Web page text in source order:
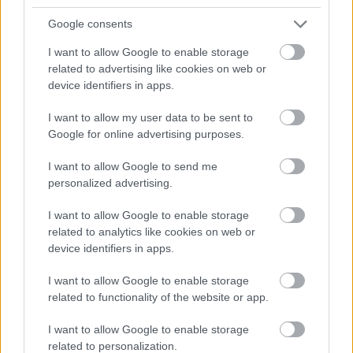
Google consents
I want to allow Google to enable storage
related to advertising like cookies on web or
device identifiers in apps.
I want to allow my user data to be sent to
Google for online advertising purposes.
I want to allow Google to send me
personalized advertising.
I want to allow Google to enable storage
related to analytics like cookies on web or
device identifiers in apps.
I want to allow Google to enable storage
related to functionality of the website or app.
I want to allow Google to enable storage
related to personalization.
tekintetben az állam is támogatja.)
Ami Törökországot
illeti, legalább arra illene figyelni, hogy milyen nehéz
helyzetbe került most, amikorkétmillió (!) földönfutót
kénytelen befogadniSzíria és Irak területéről a
állam kegyetlenkedésekkel párosuló terjeszkedése
Oroszország szintén csaknem reménytelen
küzdelmet vív
a részben a posztszovjet térségből
beáramló, az orosz nagyvárosokban megélhetést
kereső, nagyrészt muszlim tömegekkel. És akkor még
nem beszéltünk a Szibéria keleti térségeit elárasztó
elhagyott gyárépületekben varrodákat, esetenként szó
szerint földalatti összeszerelő műhelyeket működtető
tömegesen becsempészett, félig-meddig, vagy